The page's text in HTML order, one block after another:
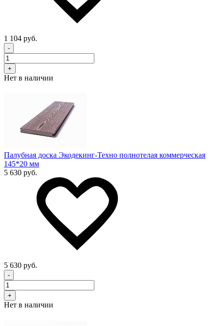
1 104 руб.
-
+
Нет в наличии
Палубная доска Экодекинг-Техно полнотелая коммерческая
145*20 мм
5 630 руб.
5 630 руб.
-
+
Нет в наличии